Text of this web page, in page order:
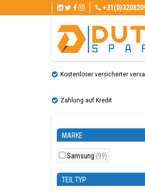
Kostenloser versicherter
Zahlung auf Kredit
MARKE
Samsung (99)
TEIL TYP